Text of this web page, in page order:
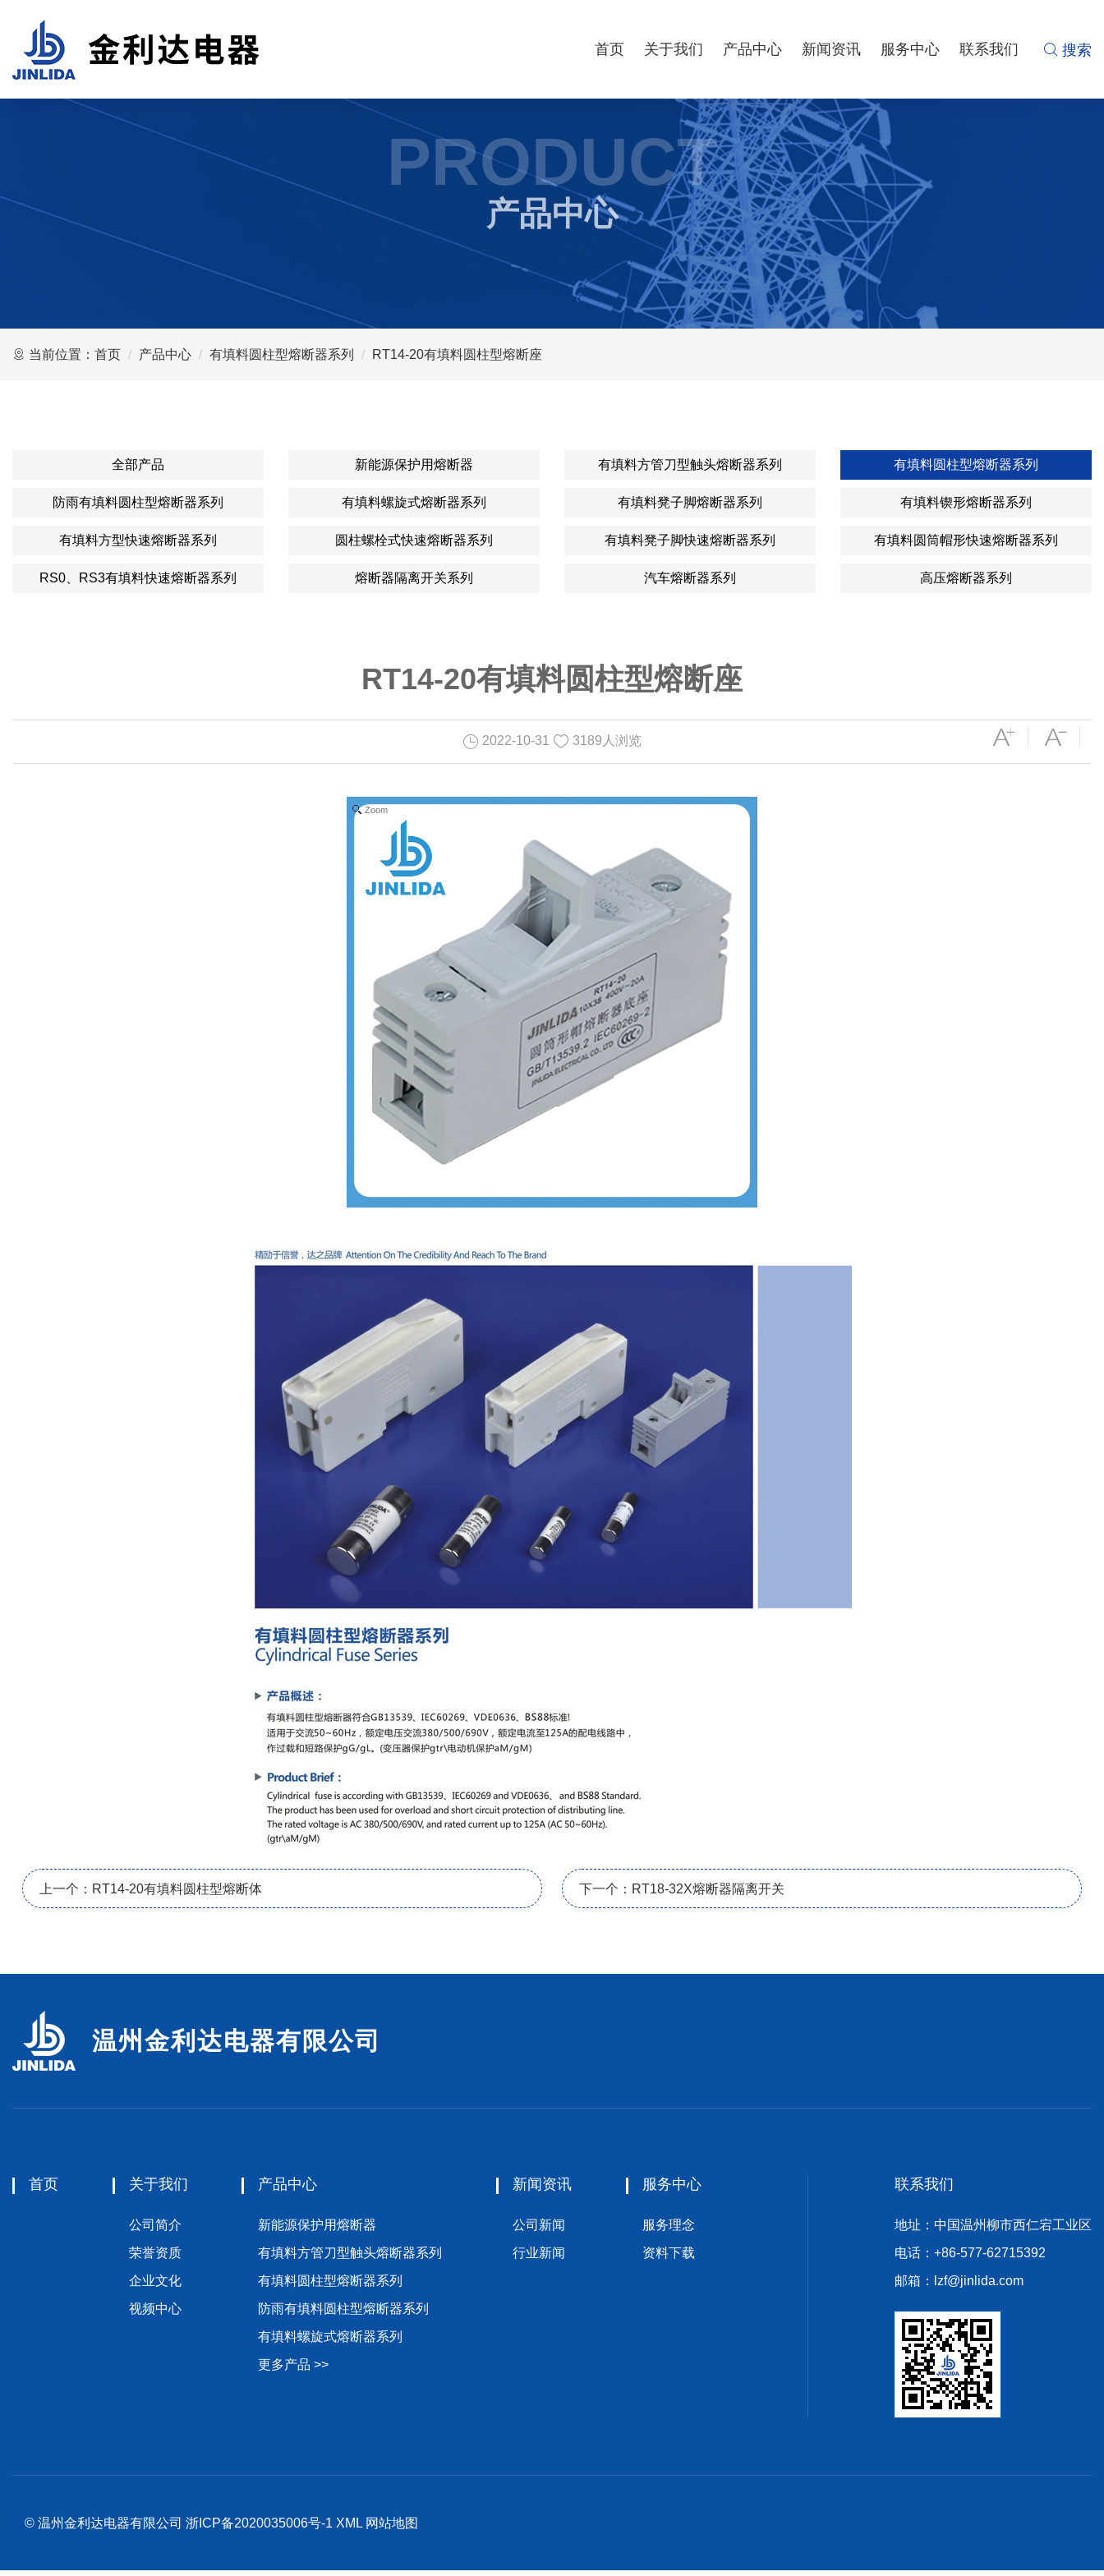
 搜索
首页 关于我们 产品中心 新闻资讯 服务中心 联系我们
产品中心
PRODUCT
当前位置： 首页 产品中心 有填料圆柱型熔断器系列 RT14-20有填料圆柱型熔断座
全部产品 新能源保护用熔断器 有填料方管刀型触头熔断器系列 有填料圆柱型熔断器系列
防雨有填料圆柱型熔断器系列 有填料螺旋式熔断器系列 有填料凳子脚熔断器系列 有填料锲形熔断器系列
有填料方型快速熔断器系列 圆柱螺栓式快速熔断器系列 有填料凳子脚快速熔断器系列 有填料圆筒帽形快速熔断器系列
RS0、RS3有填料快速熔断器系列 熔断器隔离开关系列 汽车熔断器系列 高压熔断器系列
RT14-20有填料圆柱型熔断座
2022-10-31 3189人浏览
Zoom
上一个：RT14-20有填料圆柱型熔断体 下一个：RT18-32X熔断器隔离开关
温州金利达电器有限公司
首页 关于我们
公司简介
荣誉资质
企业文化
视频中心
产品中心
新能源保护用熔断器
有填料方管刀型触头熔断器系列
有填料圆柱型熔断器系列
防雨有填料圆柱型熔断器系列
有填料螺旋式熔断器系列
更多产品 >>
新闻资讯
公司新闻
行业新闻
服务中心
服务理念
资料下载
联系我们
地址：中国温州柳市西仁宕工业区
电话：+86-577-62715392
邮箱：lzf@jinlida.com
© 温州金利达电器有限公司 浙ICP备2020035006号-1 XML 网站地图